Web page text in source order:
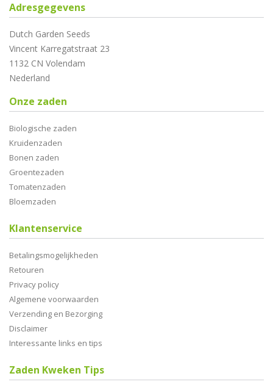
Adresgegevens
Dutch Garden Seeds
Vincent Karregatstraat 23
1132 CN Volendam
Nederland
Onze zaden
Biologische zaden
Kruidenzaden
Bonen zaden
Groentezaden
Tomatenzaden
Bloemzaden
Klantenservice
Betalingsmogelijkheden
Retouren
Privacy policy
Algemene voorwaarden
Verzending en Bezorging
Disclaimer
Interessante links en tips
Zaden Kweken Tips